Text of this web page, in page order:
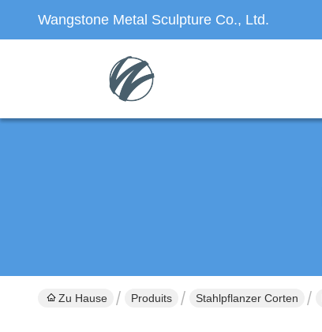
Wangstone Metal Sculpture Co., Ltd.
Zu Hause Produits Stahlpflanzer Corten